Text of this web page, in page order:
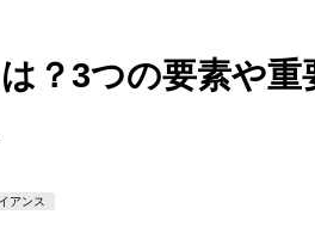
？3つの要素や
アンス